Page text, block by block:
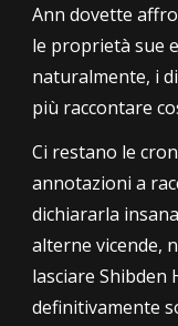
Ann dovette
le proprietà sue
naturalmente, i
più raccontare
Ci restano le
annotazioni a
dichiararla
alterne vicende,
lasciare Shibden
definitivamente